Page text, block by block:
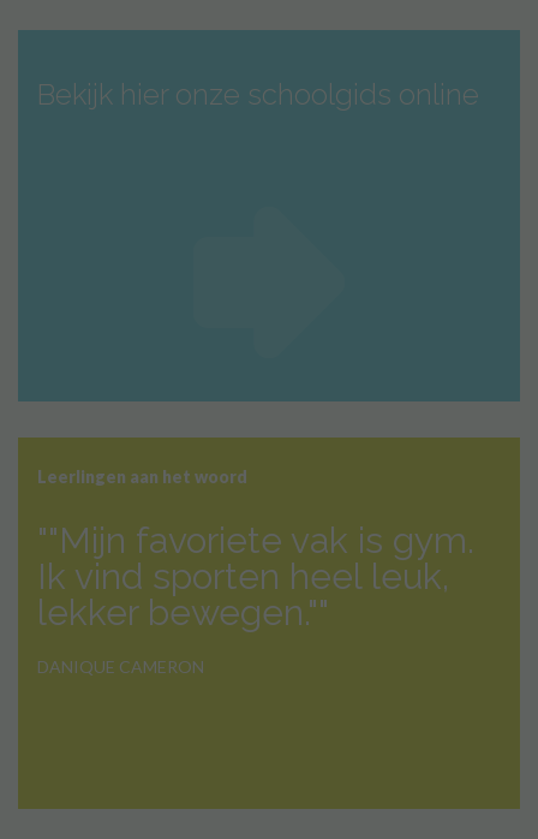
Bekijk hier onze schoolgids online
Leerlingen aan het woord
""Mijn favoriete vak is gym.
Ik vind sporten heel leuk,
lekker bewegen.""
DANIQUE CAMERON